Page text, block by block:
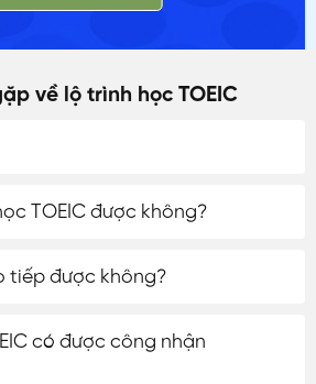
về lộ trình học TOEIC
TOEIC được không?
tiếp được không?
có được công nhận